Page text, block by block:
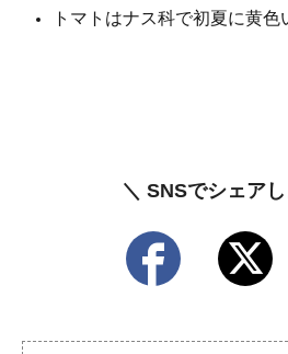
トマトはナス科で初夏に黄色
＼ SNSでシェア